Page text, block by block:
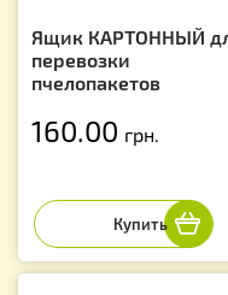
Ящик КАРТОННЫЙ
перевозки
пчелопакетов
160.00 грн.